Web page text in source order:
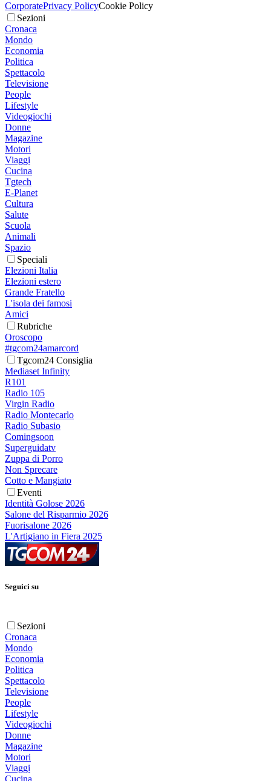
CorporatePrivacy PolicyCookie Policy
Sezioni
Cronaca
Mondo
Economia
Politica
Spettacolo
Televisione
People
Lifestyle
Videogiochi
Donne
Magazine
Motori
Viaggi
Cucina
Tgtech
E-Planet
Cultura
Salute
Scuola
Animali
Spazio
Speciali
Elezioni Italia
Elezioni estero
Grande Fratello
L'isola dei famosi
Amici
Rubriche
Oroscopo
#tgcom24amarcord
Tgcom24 Consiglia
Mediaset Infinity
R101
Radio 105
Virgin Radio
Radio Montecarlo
Radio Subasio
Comingsoon
Superguidatv
Zuppa di Porro
Non Sprecare
Cotto e Mangiato
Eventi
Identità Golose 2026
Salone del Risparmio 2026
Fuorisalone 2026
L'Artigiano in Fiera 2025
Seguici su
Sezioni
Cronaca
Mondo
Economia
Politica
Spettacolo
Televisione
People
Lifestyle
Videogiochi
Donne
Magazine
Motori
Viaggi